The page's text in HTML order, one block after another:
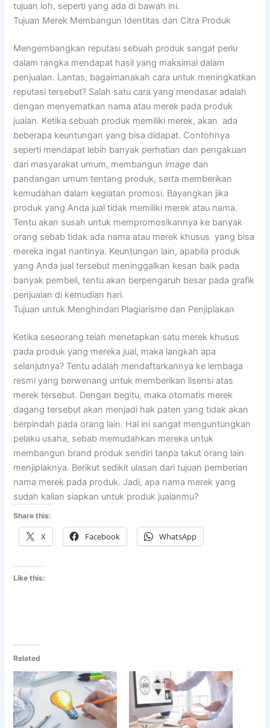
tujuan loh, seperti yang ada di bawah ini.
Tujuan Merek Membangun Identitas dan Citra Produk
Mengembangkan reputasi sebuah produk sangat perlu
dalam rangka mendapat hasil yang maksimal dalam
penjualan. Lantas, bagaimanakah cara untuk meningkatkan
reputasi tersebut? Salah satu cara yang mendasar adalah
dengan menyematkan nama atau merek pada produk
jualan. Ketika sebuah produk memiliki merek, akan ada
beberapa keuntungan yang bisa didapat. Contohnya
seperti mendapat lebih banyak perhatian dan pengakuan
dari masyarakat umum, membangunimage dan
pandangan umum tentang produk, serta memberikan
kemudahan dalam kegiatan promosi. Bayangkan jika
produk yang Anda jual tidak memiliki merek atau nama.
Tentu akan susah untuk mempromosikannya ke banyak
orang sebab tidak ada nama atau merek khusus yang bisa
mereka ingat nantinya. Keuntungan lain, apabila produk
yang Anda jual tersebut meninggalkan kesan baik pada
banyak pembeli, tentu akan berpengaruh besar pada grafik
penjualan di kemudian hari.
Tujuan untuk Menghindari Plagiarisme dan Penjiplakan
Ketika seseorang telah menetapkan satu merek khusus
pada produk yang mereka jual, maka langkah apa
selanjutnya? Tentu adalah mendaftarkannya ke lembaga
resmi yang berwenang untuk memberikan lisensi atas
merek tersebut. Dengan begitu, maka otomatis merek
dagang tersebut akan menjadi hak paten yang tidak akan
berpindah pada orang lain. Hal ini sangat menguntungkan
pelaku usaha, sebab memudahkan mereka untuk
membangun brand produk sendiri tanpa takut orang lain
menjiplaknya. Berikut sedikit ulasan dari tujuan pemberian
nama merek pada produk. Jadi, apa nama merek yang
sudah kalian siapkan untuk produk jualanmu?
Share this:
X Facebook WhatsApp
Like this:
Related